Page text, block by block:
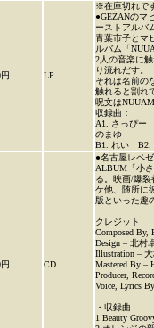
LP
※在庫切れで
●GEZANのマ
ーストアルバ
青葉市子とマ
ルバム「
2人の音楽に
り流れだす。
それは名前の
触れると割れ
呪文は
収録曲：
A1. さっぴ
のまゆ
B1. れい B2.
CD
●名古屋レペ
ALBUM「小
る。映画/爆
ケ他、随所に
版といった趣
クレジット
Composed By,
Design – 北村
Illustration –
Mastered By –
Producer,
Voice, Lyrics
・収録曲
1 Beauty